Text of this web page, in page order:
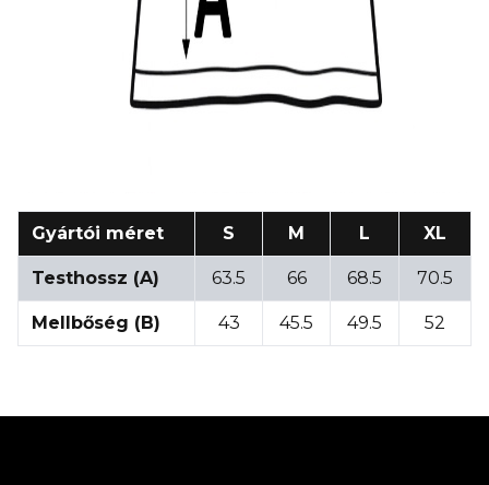
Gyártói méret S M L XL
Testhossz (A) 63.5 66 68.5 70.5
Mellbőség (B) 43 45.5 49.5 52